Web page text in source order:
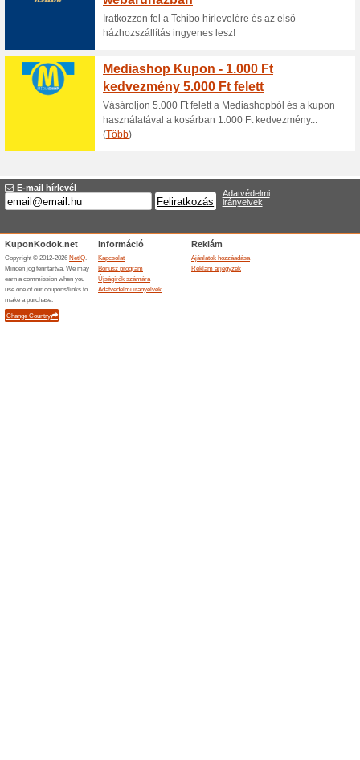
Ágyneműtartós kanapékat,
vásárolhatsz akár 20 %-kal
webáruhá
100% működött Akcio
A Kanapekiraly.hu